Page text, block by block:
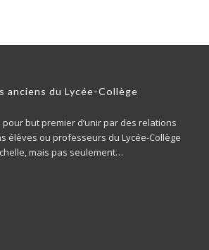
anciens du Lycée-Collège
but premier d’unir par des relations
élèves ou professeurs du Lycée-Collège
mais pas seulement…